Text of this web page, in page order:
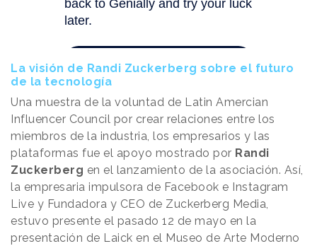
La visión de Randi Zuckerberg sobre el futuro
de la tecnología
Una muestra de la voluntad de Latin Amercian
Influencer Council por crear relaciones entre los
miembros de la industria, los empresarios y las
plataformas fue el apoyo mostrado por Randi
Zuckerberg en el lanzamiento de la asociación. Así,
la empresaria impulsora de Facebook e Instagram
Live y Fundadora y CEO de Zuckerberg Media,
estuvo presente el pasado 12 de mayo en la
presentación de Laick en el Museo de Arte Moderno